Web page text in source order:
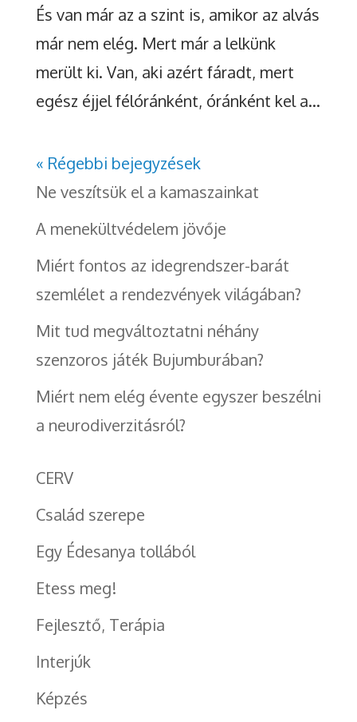
És van már az a szint is, amikor az alvás
már nem elég. Mert már a lelkünk
merült ki. Van, aki azért fáradt, mert
egész éjjel félóránként, óránként kel a...
« Régebbi bejegyzések
Ne veszítsük el a kamaszainkat
A menekültvédelem jövője
Miért fontos az idegrendszer-barát
szemlélet a rendezvények világában?
Mit tud megváltoztatni néhány
szenzoros játék Bujumburában?
Miért nem elég évente egyszer beszélni
a neurodiverzitásról?
CERV
Család szerepe
Egy Édesanya tollából
Etess meg!
Fejlesztő, Terápia
Interjúk
Képzés